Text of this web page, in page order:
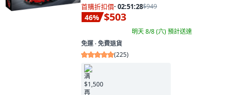
首購折扣價· 02:51:27$949
46% $503
明天 8/8 (六)預計送達
免運 ∙ 免費退貨
(225)